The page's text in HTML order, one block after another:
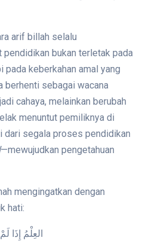
arif billah selalu
pendidikan bukan terletak pada
pada keberkahan amal yang
berhenti sebagai wacana
cahaya, melainkan berubah
menuntut pemiliknya di
dari segala proses pendidikan
—mewujudkan pengetahuan
mengingatkan dengan
hati:
العِلْمُ